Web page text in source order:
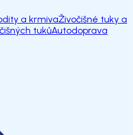
a krmivaŽivočišné tuky a
tukůAutodoprava